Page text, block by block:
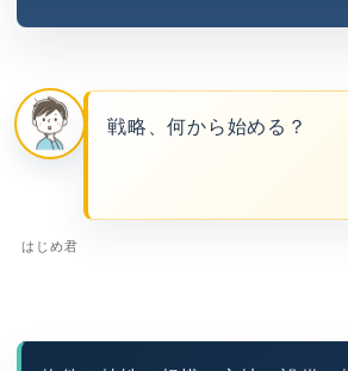
はじめ君
戦略、何から始める？